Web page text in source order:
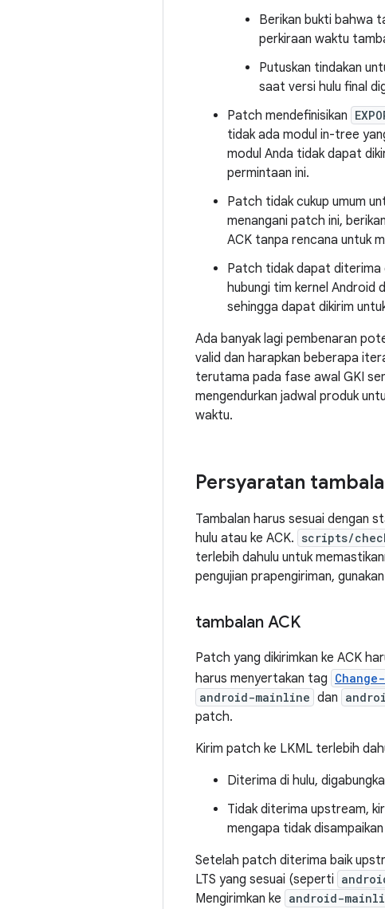
Berikan bukti bahwa
perkiraan waktu
Putuskan tindakan
saat versi hulu final
Patch mendefinisikan
tidak ada modul in-tree
modul Anda tidak dapat
permintaan ini.
Patch tidak cukup umum
menangani patch ini,
ACK tanpa rencana untuk
Patch tidak dapat diterima
hubungi tim kernel Android
sehingga dapat dikirim
Ada banyak lagi pembenaran
valid dan harapkan beberapa
terutama pada fase awal GKI
mengendurkan jadwal produk
waktu.
Persyaratan
Tambalan harus sesuai dengan
hulu atau ke ACK. scripts/
terlebih dahulu untuk
pengujian prapengiriman, gunakan
tambalan ACK
Patch yang dikirimkan ke ACK
harus menyertakan tag
android-mainline dan
patch.
Kirim patch ke LKML terlebih
Diterima di hulu,
Tidak diterima upstream,
mengapa tidak
Setelah patch diterima baik
LTS yang sesuai (seperti
Mengirimkan ke android-